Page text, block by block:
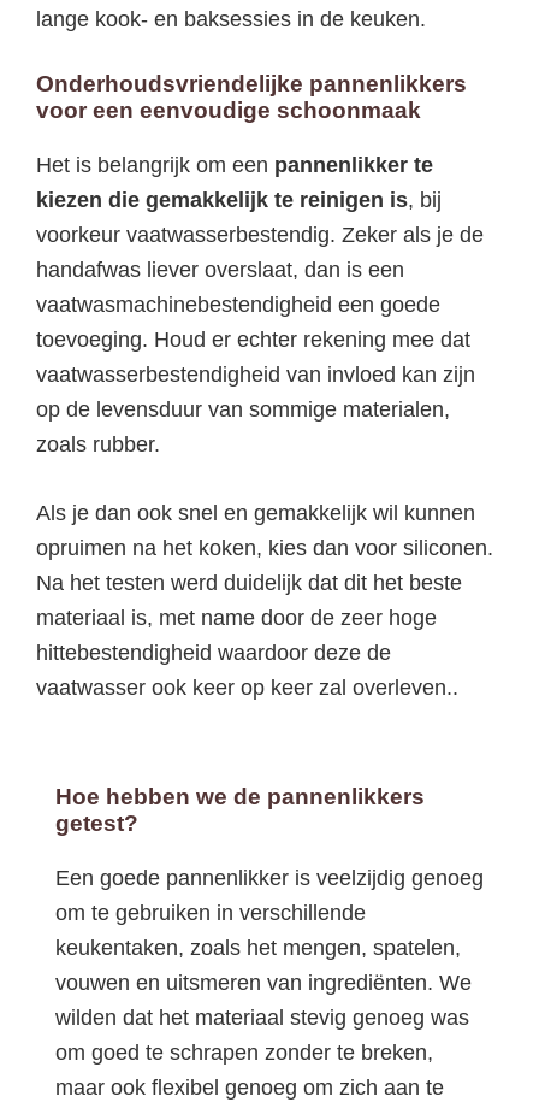
lange kook- en baksessies in de keuken.
Onderhoudsvriendelijke pannenlikkers
voor een eenvoudige schoonmaak
Het is belangrijk om een pannenlikker te
kiezen die gemakkelijk te reinigen is, bij
voorkeur vaatwasserbestendig. Zeker als je de
handafwas liever overslaat, dan is een
vaatwasmachinebestendigheid een goede
toevoeging. Houd er echter rekening mee dat
vaatwasserbestendigheid van invloed kan zijn
op de levensduur van sommige materialen,
zoals rubber.
Als je dan ook snel en gemakkelijk wil kunnen
opruimen na het koken, kies dan voor siliconen.
Na het testen werd duidelijk dat dit het beste
materiaal is, met name door de zeer hoge
hittebestendigheid waardoor deze de
vaatwasser ook keer op keer zal overleven..
Hoe hebben we de pannenlikkers
getest?
Een goede pannenlikker is veelzijdig genoeg
om te gebruiken in verschillende
keukentaken, zoals het mengen, spatelen,
vouwen en uitsmeren van ingrediënten. We
wilden dat het materiaal stevig genoeg was
om goed te schrapen zonder te breken,
maar ook flexibel genoeg om zich aan te